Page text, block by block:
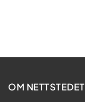
OM NETTSTEDET